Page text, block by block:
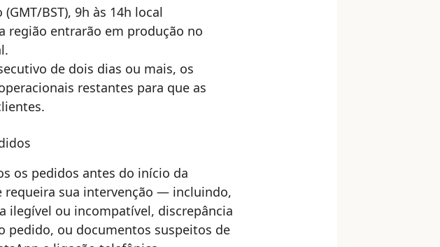
BST), 9h às 14h local
região entrarão em produção no
de dois dias ou mais, os
restantes para que as
os pedidos antes do início da
sua intervenção — incluindo,
ilegível ou incompatível, discrepância
pedido, ou documentos suspeitos de